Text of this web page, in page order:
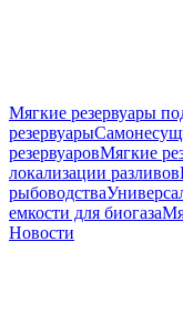
Мягкие резервуары
резервуары
резервуаровМягкие
локализации разливов
рыбоводства
емкости для биогаза
Новости